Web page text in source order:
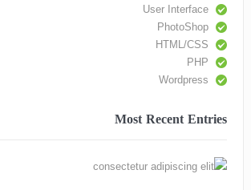
User Interface
PhotoShop
HTML/CSS
PHP
Wordpress
Most Recent Entries